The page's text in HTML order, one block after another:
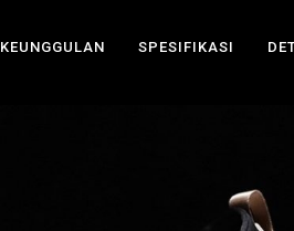
KEUNGGULAN SPESIFIKASI